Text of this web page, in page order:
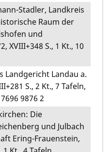
Stadler, Landkreis
Raum der
und
XVIII+348 S., 1 Kt., 10
Landgericht Landau a.
S., 2 Kt., 7 Tafeln,
9876 2
Die
und Julbach
Ering-Frauenstein,